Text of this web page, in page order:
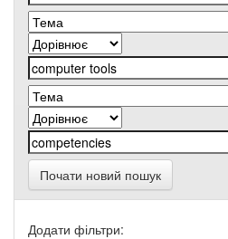
Почати новий пошук
Додати фільтри: